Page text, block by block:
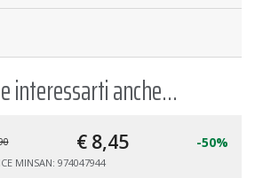
interessarti anche...
€ 8,45 -50%
MINSAN: 974047944